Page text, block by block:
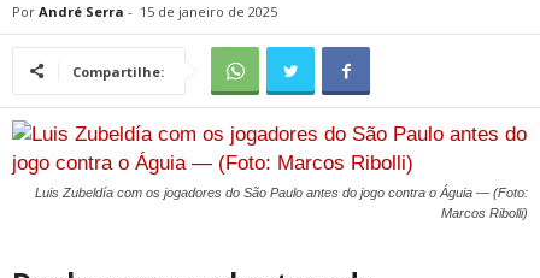
Por André Serra - 15 de janeiro de 2025
Compartilhe:
Luis Zubeldía com os jogadores do São Paulo antes do jogo contra o Águia — (Foto:
Marcos Ribolli)